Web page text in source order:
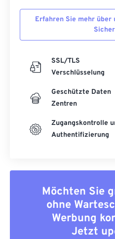
Erfahren Sie mehr über
SSL/TLS
Verschlüsselung
Geschützte Daten
Zentren
Zugangskontrolle
Authentifizierung
Möchten Sie
ohne
Werbung
Jetzt